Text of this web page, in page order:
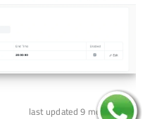
last updated 9 months ago